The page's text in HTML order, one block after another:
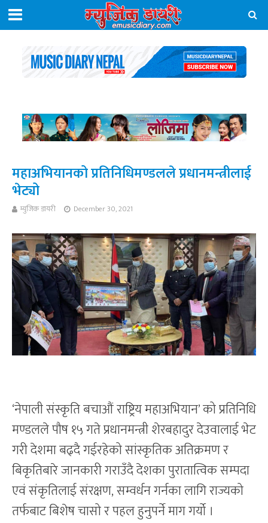
महाअभियानको प्रतिनिधिमण्डलले प्रधानमन्त्रीलाई
भेट्यो
म्युजिक डायरी December 30, 2021
‘नेपाली संस्कृति बचाऔं राष्ट्रिय महाअभियान’ को प्रतिनिधि
मण्डलले पौष १५ गते प्रधानमन्त्री शेरबहादुर देउवालाई भेट
गरी देशमा बढ्दै गईरहेको सांस्कृतिक अतिक्रमण र
बिकृतिबारे जानकारी गराउँदै देशका पुरातात्विक सम्पदा
एवं संकृतिलाई संरक्षण, सम्वर्धन गर्नका लागि राज्यको
तर्फबाट बिशेष चासो र पहल हुनुपर्ने माग गर्यो ।